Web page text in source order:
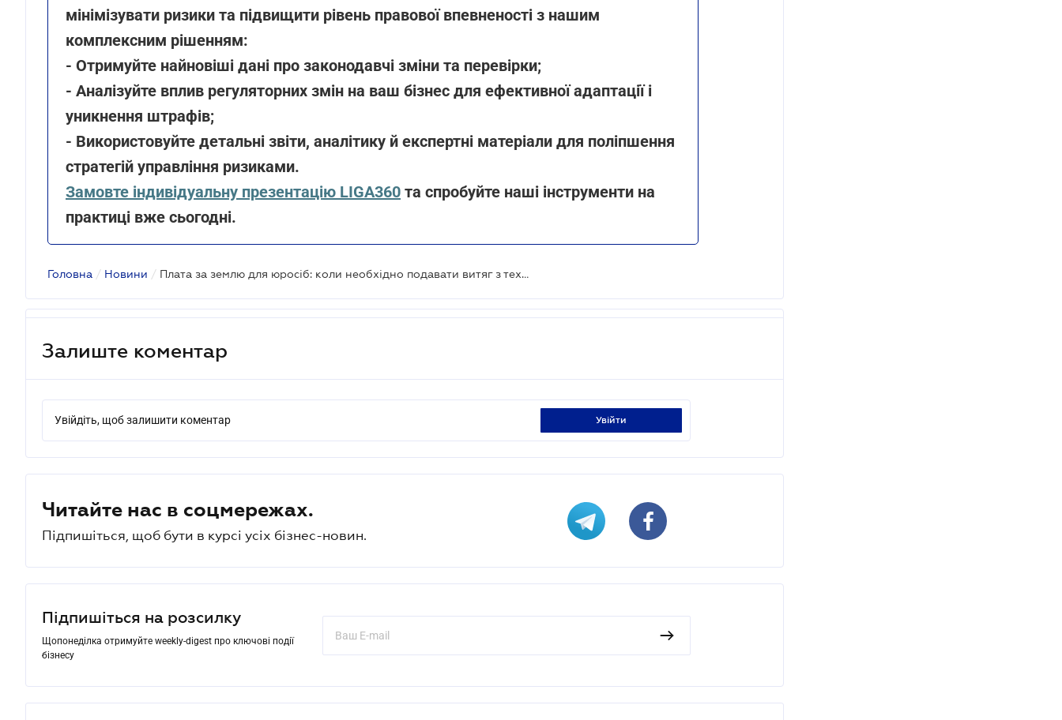
мінімізувати ризики та підвищити рівень правової впевненості з нашим
комплексним рішенням:
- Отримуйте найновіші дані про законодавчі зміни та перевірки;
- Аналізуйте вплив регуляторних змін на ваш бізнес для ефективної адаптації і
уникнення штрафів;
- Використовуйте детальні звіти, аналітику й експертні матеріали для поліпшення
стратегій управління ризиками.
Замовте індивідуальну презентацію LIGA360 та спробуйте наші інструменти на
практиці вже сьогодні.
Головна / Новини / Плата за землю для юросіб: коли необхідно подавати витяг з технічної документації про нормативну грошову оцінку земельної ділянки
Залиште коментар
Увійдіть, щоб залишити коментар увійти
Читайте нас в соцмережах.
Підпишіться, щоб бути в курсі усіх бізнес-новин.
Підпишіться на розсилку
Щопонеділка отримуйте weekly-digest про ключові події
бізнесу